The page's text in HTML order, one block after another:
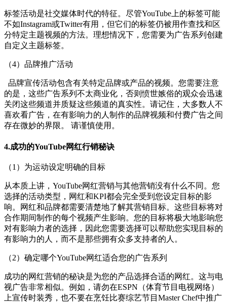
标签活动是社交媒体时代的特征。尽管YouTube上的标签可能
不如Instagram或Twitter有用，但它们的标签仍被用作查找和区
分特定主题视频的方法。理想情况下，您需要为广告系列创建
自定义主题标签。
（4）品牌推广活动
品牌宣传活动包含有关特定品牌或产品的视频。您需要注意
的是，这些广告系列不太商业化，否则愤世嫉俗的观众会迅速
关闭这些频道并质疑这些频道的真实性。请记住，大多数人不
喜欢看广告，在有影响力的人制作的品牌视频和付费广告之间
存在微妙的界限。 请谨慎使用。
4.成功的YouTube网红行销秘诀
（1）为运动设定明确的目标
从本质上讲，YouTube网红营销与其他营销没有什么不同。您
选择的活动类型，网红和KPI都会完全受到您设定目标的影
响。
网红和品牌都需要清楚地了解其营销目标。这些目标将对
合作期间制作的每个视频产生影响。 您的目标将极大地影响您
对有影响力者的选择，因此您需要选择可以帮助您实现目标的
有影响力的人，而不是那些拥有众多支持者的人。
（2）确定哪个YouTube网红适合您的广告系列
成功的网红营销的秘诀是为您的产品选择合适的网红。这与电
视广告非常相似。例如，请勿在ESPN（体育节目电视网络）
上宣传时装秀，也不要在烹饪比赛综艺节目Master Chef中推广